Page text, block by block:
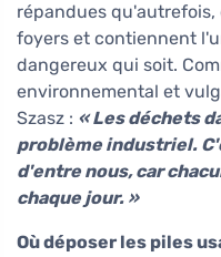
répandues
foyers et contiennent
dangereux qui soit.
environnemental et
Szasz : « Les déchets
problème industriel.
d'entre nous, car
chaque jour. »
Où déposer les piles